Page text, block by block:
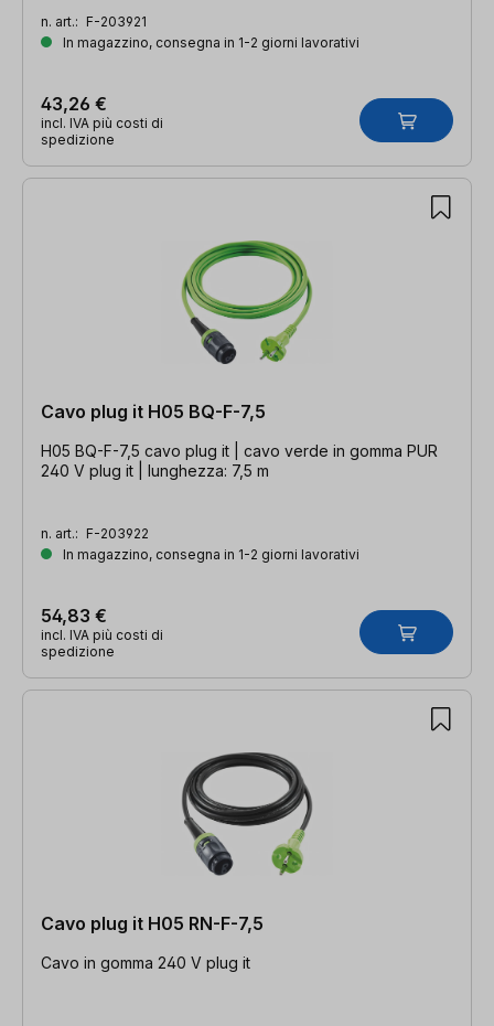
n. art.: F-203921
In magazzino, consegna in 1-2 giorni lavorativi
43,26 €
incl. IVA più costi di
spedizione
Cavo plug it H05 BQ-F-7,5
H05 BQ-F-7,5 cavo plug it | cavo verde in gomma PUR
240 V plug it | lunghezza: 7,5 m
n. art.: F-203922
In magazzino, consegna in 1-2 giorni lavorativi
54,83 €
incl. IVA più costi di
spedizione
Cavo plug it H05 RN-F-7,5
Cavo in gomma 240 V plug it